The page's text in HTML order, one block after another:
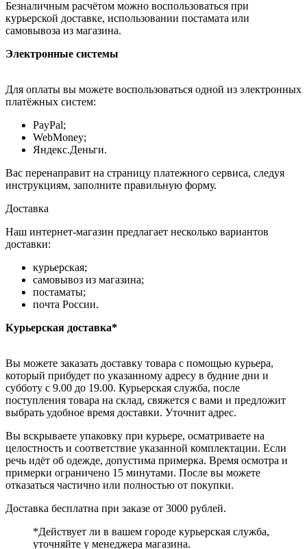
Безналичным расчётом можно воспользоваться при
курьерской доставке, использовании постамата или
самовывоза из магазина.
Электронные системы
Для оплаты вы можете воспользоваться одной из электронных
платёжных систем:
PayPal;
WebMoney;
Яндекс.Деньги.
Вас перенаправит на страницу платежного сервиса, следуя
инструкциям, заполните правильную форму.
Доставка
Наш интернет-магазин предлагает несколько вариантов
доставки:
курьерская;
самовывоз из магазина;
постаматы;
почта России.
Курьерская доставка*
Вы можете заказать доставку товара с помощью курьера,
который прибудет по указанному адресу в будние дни и
субботу с 9.00 до 19.00. Курьерская служба, после
поступления товара на склад, свяжется с вами и предложит
выбрать удобное время доставки. Уточнит адрес.
Вы вскрываете упаковку при курьере, осматриваете на
целостность и соответствие указанной комплектации. Если
речь идёт об одежде, допустима примерка. Время осмотра и
примерки ограничено 15 минутами. После вы можете
отказаться частично или полностью от покупки.
Доставка бесплатна при заказе от 3000 рублей.
*Действует ли в вашем городе курьерская служба,
уточняйте у менеджера магазина.